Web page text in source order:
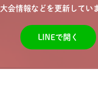
大会情報などを更新してい
LINEで開く